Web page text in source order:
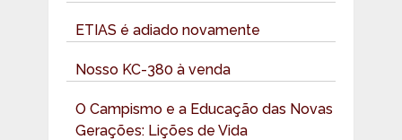
ETIAS é adiado novamente
Nosso KC-380 à venda
O Campismo e a Educação das Novas
Gerações: Lições de Vida